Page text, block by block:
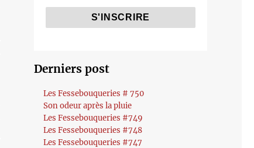
Derniers post
Les Fessebouqueries # 750
Son odeur après la pluie
Les Fessebouqueries #749
Les Fessebouqueries #748
Les Fessebouqueries #747